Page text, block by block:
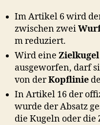
Im Artikel 6 wird
zwischen zwei
m reduziert.
Wird eine Zielkugel
ausgeworfen, darf
von derKopflinie
In Artikel 16 der
wurde der Absatz
die Kugeln oder die